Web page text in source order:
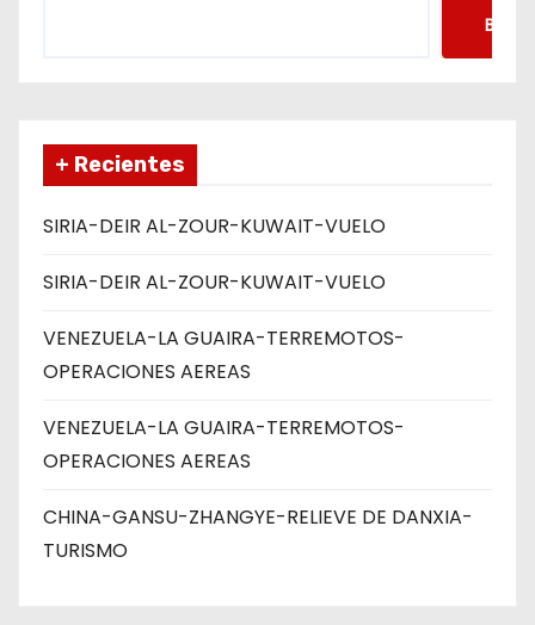
+ Recientes
SIRIA-DEIR AL-ZOUR-KUWAIT-VUELO
SIRIA-DEIR AL-ZOUR-KUWAIT-VUELO
VENEZUELA-LA GUAIRA-TERREMOTOS-
OPERACIONES AEREAS
VENEZUELA-LA GUAIRA-TERREMOTOS-
OPERACIONES AEREAS
CHINA-GANSU-ZHANGYE-RELIEVE DE DANXIA-
TURISMO